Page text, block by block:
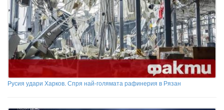
Русия удари Харков. Спря най-голямата рафинерия в Рязан